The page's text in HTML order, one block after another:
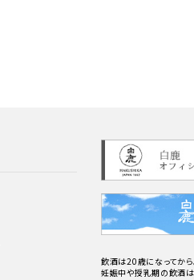
飲酒は20歳になってから
妊娠中や授乳期の飲酒は